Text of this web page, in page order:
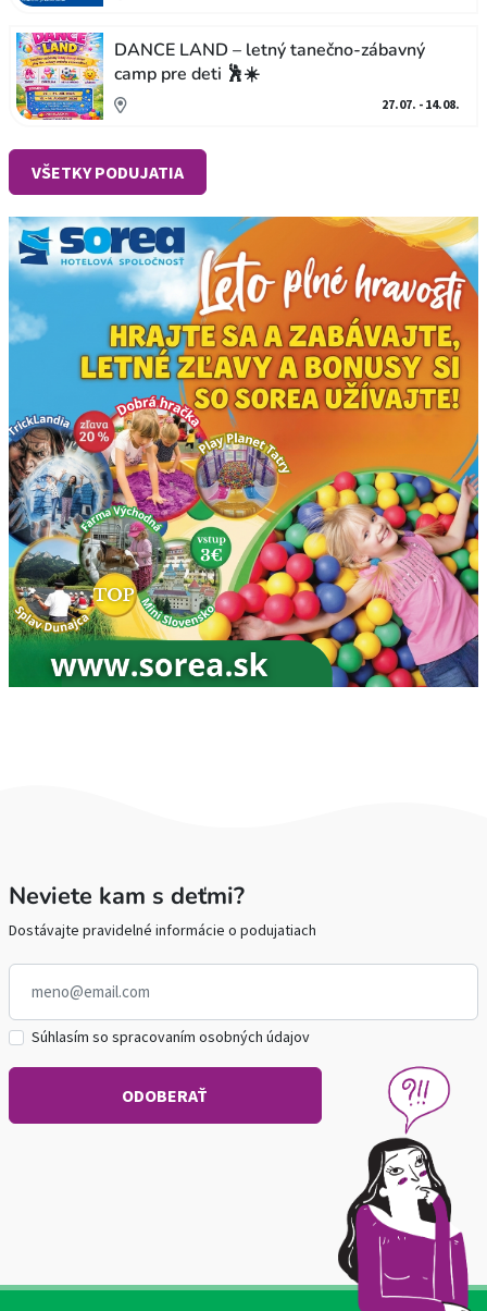
DANCE LAND – letný tanečno-zábavný
camp pre deti 🕺☀️
27.07. - 14.08.
VŠETKY PODUJATIA
Neviete kam s deťmi?
Dostávajte pravidelné informácie o podujatiach
Súhlasím so spracovaním osobných údajov